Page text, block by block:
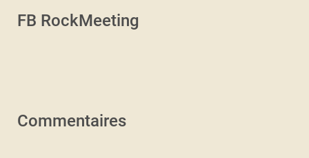
FB RockMeeting
Commentaires